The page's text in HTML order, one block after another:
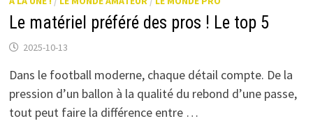
Le matériel préféré des pros ! Le top 5
2025-10-13
Dans le football moderne, chaque détail compte. De la
pression d’un ballon à la qualité du rebond d’une passe,
tout peut faire la différence entre …